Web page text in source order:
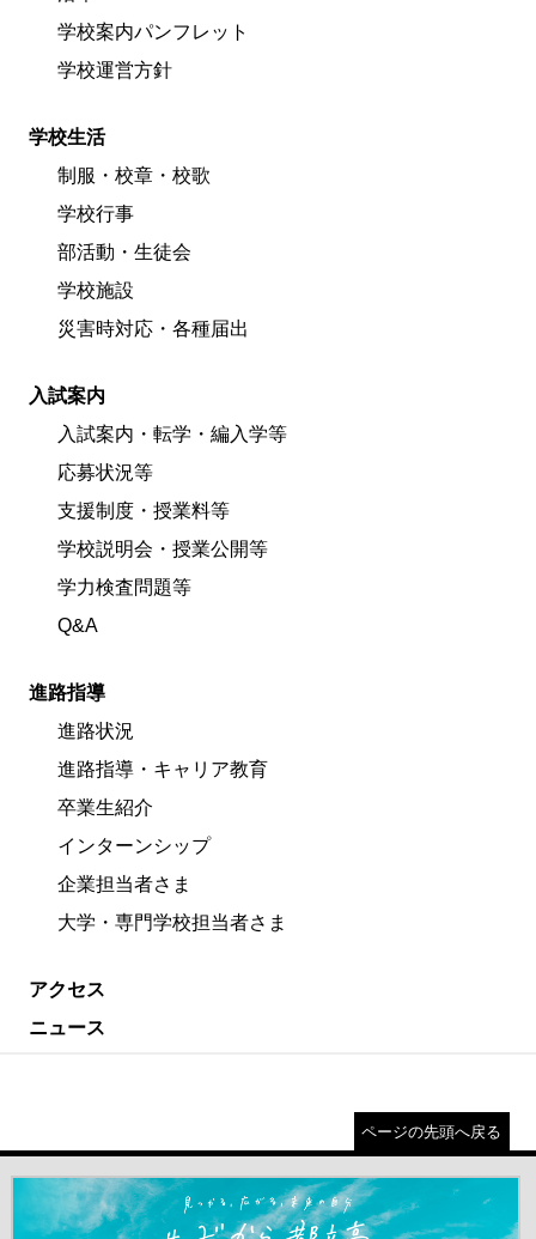
学校案内パンフレット
学校運営方針
学校生活
制服・校章・校歌
学校行事
部活動・生徒会
学校施設
災害時対応・各種届出
入試案内
入試案内・転学・編入学等
応募状況等
支援制度・授業料等
学校説明会・授業公開等
学力検査問題等
Q&A
進路指導
進路状況
進路指導・キャリア教育
卒業生紹介
インターンシップ
企業担当者さま
大学・専門学校担当者さま
アクセス
ニュース
ページの先頭へ戻る
＃だから都立高（別ウインドウが開きます）